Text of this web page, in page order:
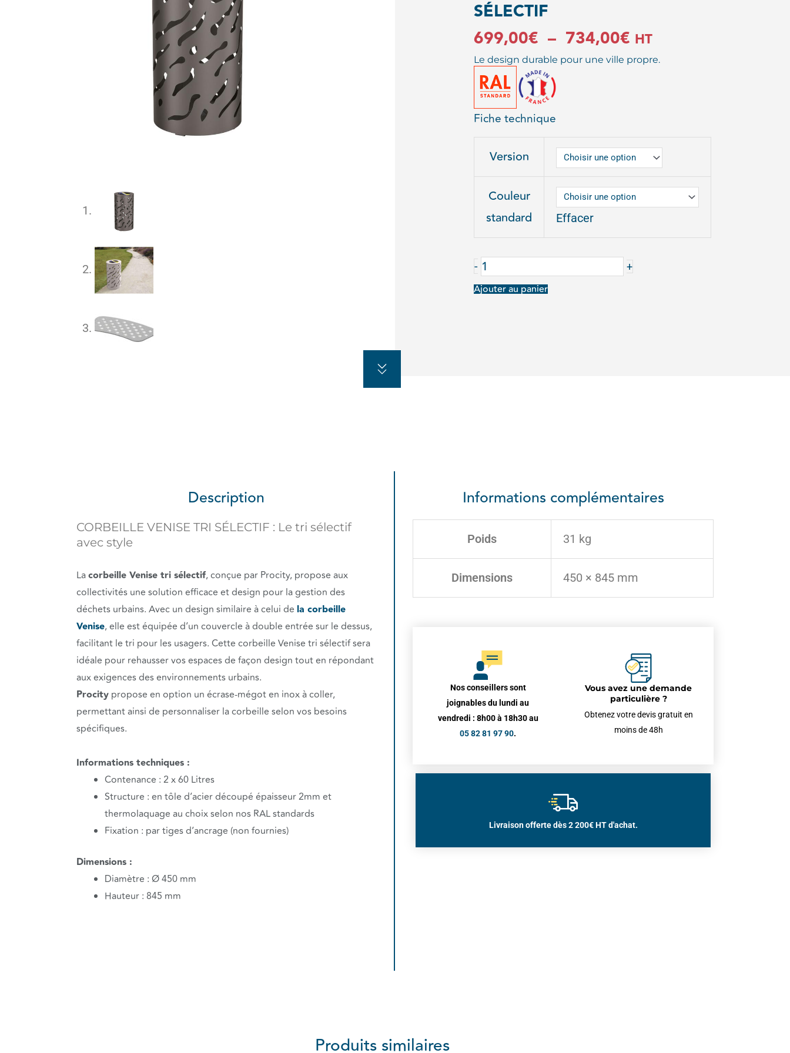
SÉLECTIF
699,00€ – 734,00€ Plage
de
à
734,00€
HT
Le design durable pour une ville propre.
Fiche technique
Version
Couleur
standard
Effacer
-
de
VENISE
TRI
+
Ajouter au panier
Description
CORBEILLE VENISE TRI SÉLECTIF : Le tri sélectif
avec style
Lacorbeille Venise tri sélectif, conçue par Procity, propose aux
collectivités une solution efficace et design pour la gestion des
déchets urbains. Avec un design similaire à celui de la corbeille
Venise, elle est équipée d’un couvercle à double entrée sur le dessus,
facilitant le tri pour les usagers. Cette corbeille Venise tri sélectif sera
idéale pour rehausser vos espaces de façon design tout en répondant
aux exigences des environnements urbains.
Procity propose en option un écrase-mégot en inox à coller,
permettant ainsi de personnaliser la corbeille selon vos besoins
spécifiques.
Informations techniques :
Contenance : 2 x 60 Litres
Structure : en tôle d’acier découpé épaisseur 2mm et
thermolaquage au choix selon nos RAL standards
Fixation : par tiges d’ancrage (non fournies)
Dimensions :
Diamètre : Ø 450 mm
Hauteur : 845 mm
Informations complémentaires
Poids 31 kg
Dimensions 450 × 845 mm
Nos conseillers sont
joignables du lundi au
vendredi : 8h00 à 18h30 au
05 82 81 97 90.
Vous avez une demande
particulière ?
Obtenez votre devis gratuit en
moins de 48h
Livraison offerte dès 2 200€ HT d'achat.
Produits similaires